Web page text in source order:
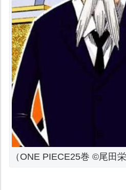
（ONE PIECE25巻 ©尾田